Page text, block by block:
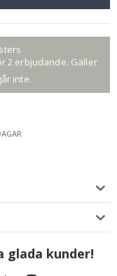
2 erbjudande. Gäller
inte.
glada kunder!